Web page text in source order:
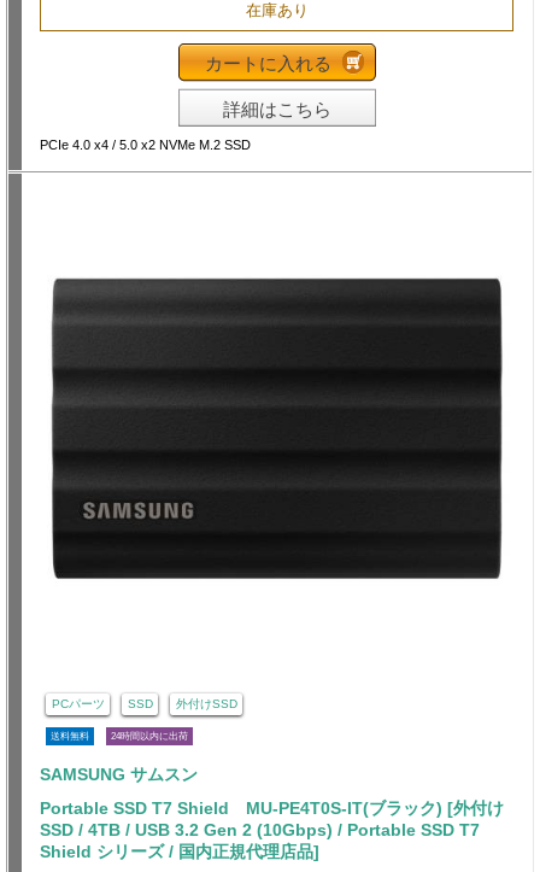
在庫あり
カートに入れる
詳細はこちら
PCIe 4.0 x4 / 5.0 x2 NVMe M.2 SSD
PCパーツ SSD 外付けSSD
送料無料 24時間以内に出荷
SAMSUNG サムスン
Portable SSD T7 Shield MU-PE4T0S-IT(ブラック) [外付け
SSD / 4TB / USB 3.2 Gen 2 (10Gbps) / Portable SSD T7
Shield シリーズ / 国内正規代理店品]